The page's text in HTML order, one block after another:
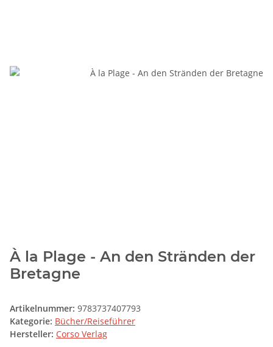
À la Plage - An den Stränden der
Bretagne
Artikelnummer: 9783737407793
Kategorie: Bücher/Reiseführer
Hersteller: Corso Verlag